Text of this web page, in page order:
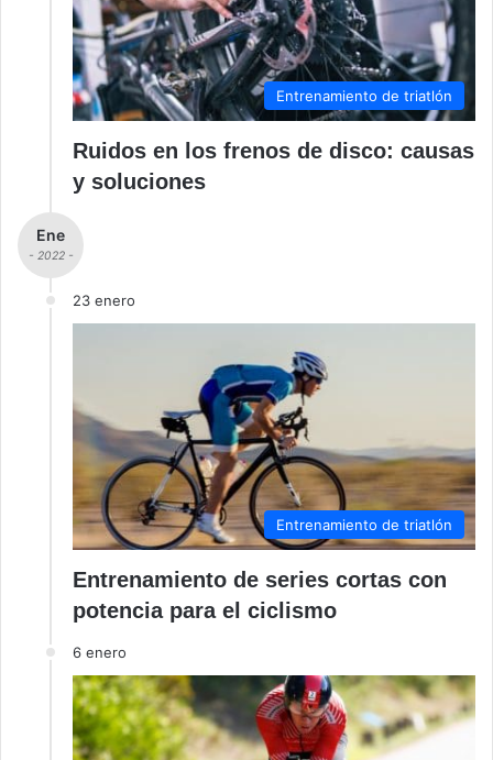
Entrenamiento de triatlón
Ruidos en los frenos de disco: causas
y soluciones
Ene
- 2022 -
23 enero
Entrenamiento de triatlón
Entrenamiento de series cortas con
potencia para el ciclismo
6 enero